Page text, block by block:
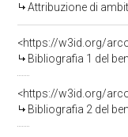
Attribuzione di
<https://w3id.org/
Bibliografia 1 del
<https://w3id.org/
Bibliografia 2 del